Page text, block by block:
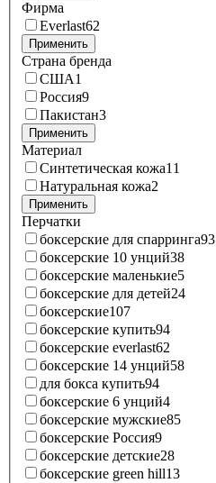
Фирма
Everlast62
Применить
Страна бренда
США1
Россия9
Пакистан3
Применить
Материал
Синтетическая кожа11
Натуральная кожа2
Применить
Перчатки
боксерские для спарринга93
боксерские 10 унций38
боксерские маленькие5
боксерские для детей24
боксерские107
боксерские купить94
боксерские everlast62
боксерские 14 унций58
для бокса купить94
боксерские 6 унций4
боксерские мужские85
боксерские Россия9
боксерские детские28
боксерские green hill13